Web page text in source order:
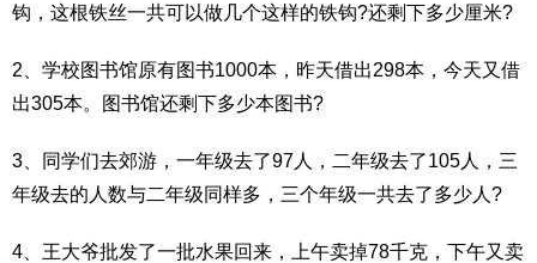
钩，这根铁丝一共可以做几个这样的铁钩?还剩下多少厘米?
2、学校图书馆原有图书1000本，昨天借出298本，今天又借
出305本。图书馆还剩下多少本图书?
3、同学们去郊游，一年级去了97人，二年级去了105人，三
年级去的人数与二年级同样多，三个年级一共去了多少人?
4、王大爷批发了一批水果回来，上午卖掉78千克，下午又卖